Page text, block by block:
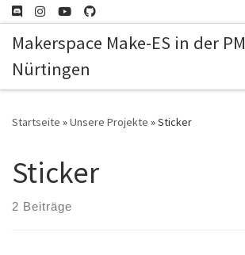
Zum Inhalt springen
Makerspace Make-ES in der
Nürtingen
Startseite »Unsere Projekte »Sticker
Sticker
2 Beiträge